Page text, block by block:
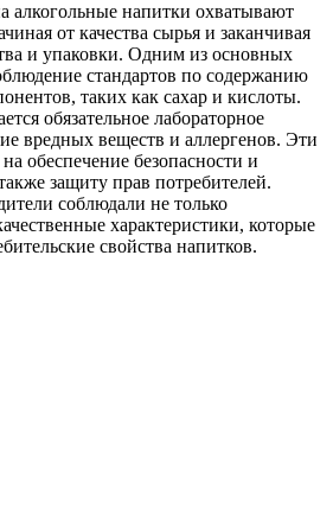
алкогольные напитки охватывают
от качества сырья и заканчивая
и упаковки. Одним из основных
стандартов по содержанию
таких как сахар и кислоты.
обязательное лабораторное
вредных веществ и аллергенов. Эти
обеспечение безопасности и
защиту прав потребителей.
соблюдали не только
характеристики, которые
свойства напитков.